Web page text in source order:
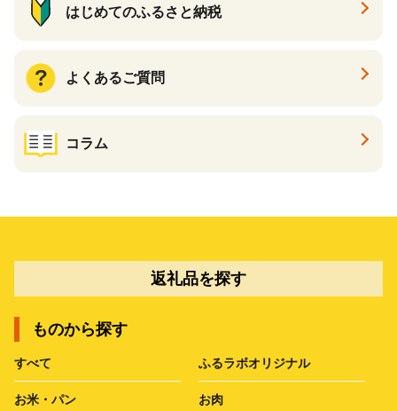
はじめてのふるさと納税
よくあるご質問
コラム
返礼品を探す
ものから探す
すべて ふるラボオリジナル
お米・パン お肉